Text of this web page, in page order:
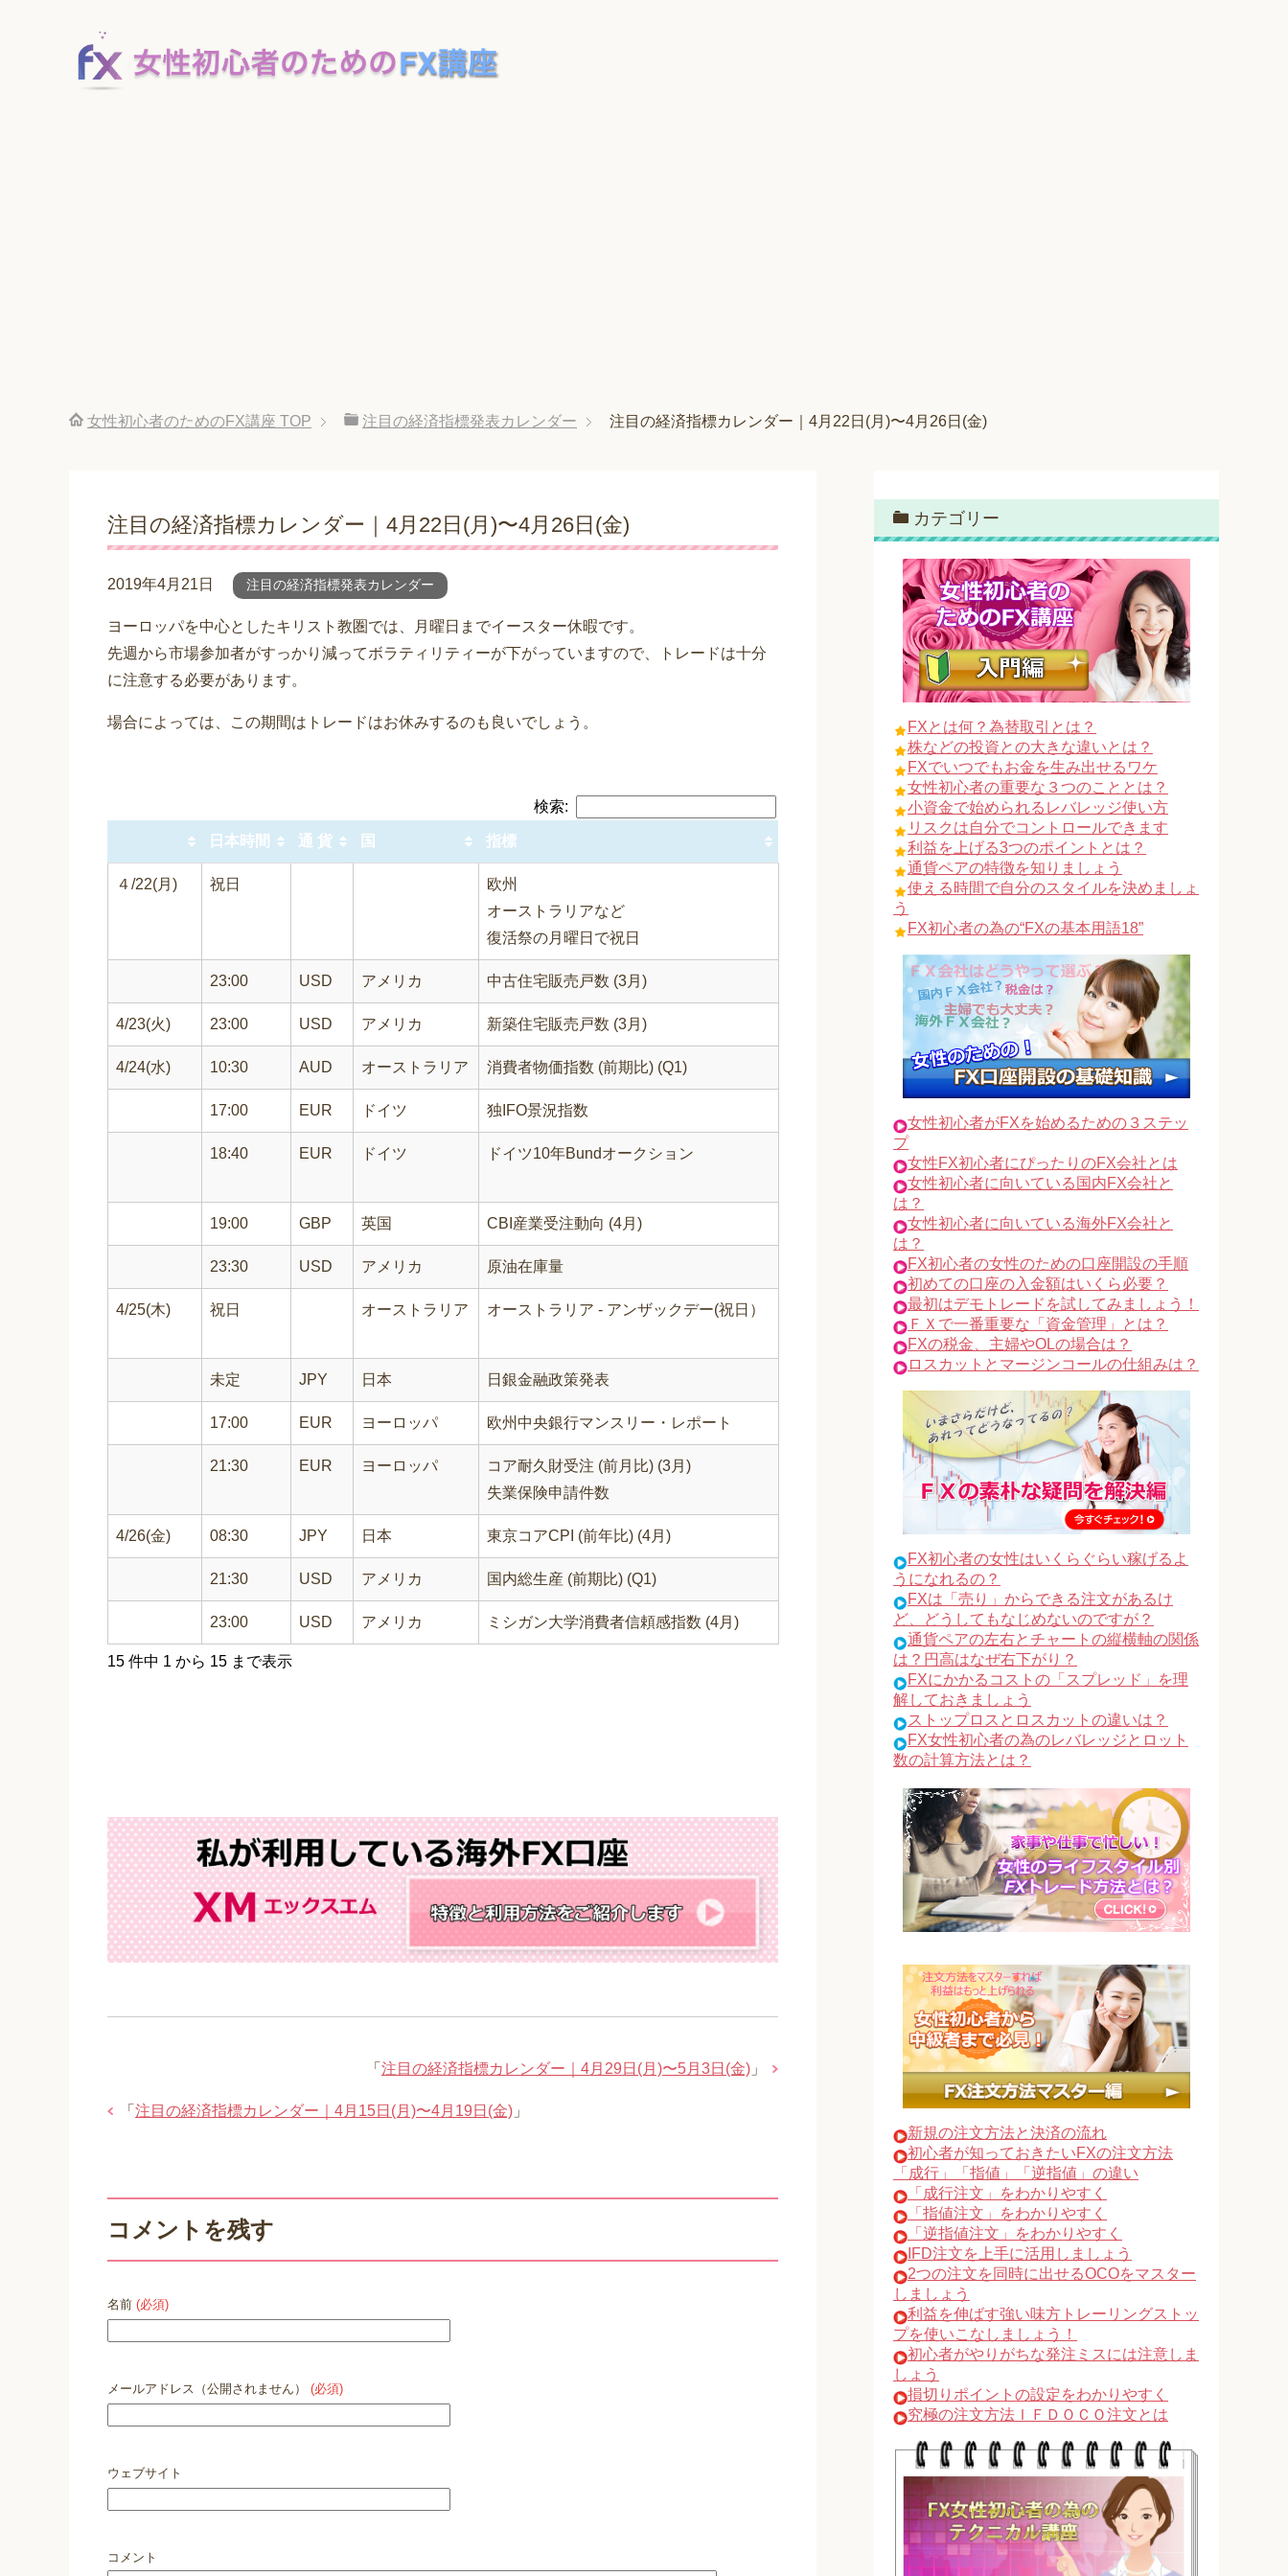
女性初心者のためのFX講座 TOP 注目の経済指標発表カレンダー 注目の経済指標カレンダー｜4月22日(月)〜4月26日(金)
注目の経済指標カレンダー｜4月22日(月)〜4月26日(金)
2019年4月21日 注目の経済指標発表カレンダー
ヨーロッパを中心としたキリスト教圏では、月曜日までイースター休暇です。
先週から市場参加者がすっかり減ってボラティリティーが下がっていますので、トレードは十分
に注意する必要があります。
場合によっては、この期間はトレードはお休みするのも良いでしょう。
検索:
日本時間 通 貨 国 指標
４/22(月) 祝日
欧州
オーストラリアなど
復活祭の月曜日で祝日
23:00 USD アメリカ 中古住宅販売戸数 (3月)
4/23(火) 23:00 USD アメリカ 新築住宅販売戸数 (3月)
4/24(水) 10:30 AUD オーストラリア 消費者物価指数 (前期比) (Q1)
17:00 EUR ドイツ 独IFO景況指数
18:40 EUR ドイツ ドイツ10年Bundオークション
19:00 GBP 英国 CBI産業受注動向 (4月)
23:30 USD アメリカ 原油在庫量
4/25(木) 祝日 オーストラリア オーストラリア - アンザックデー(祝日）
未定 JPY 日本 日銀金融政策発表
17:00 EUR ヨーロッパ 欧州中央銀行マンスリー・レポート
21:30 EUR ヨーロッパ
コア耐久財受注 (前月比) (3月)
失業保険申請件数
4/26(金) 08:30 JPY 日本 東京コアCPI (前年比) (4月)
21:30 USD アメリカ 国内総生産 (前期比) (Q1)
23:00 USD アメリカ ミシガン大学消費者信頼感指数 (4月)
15 件中 1 から 15 まで表示
「 注目の経済指標カレンダー｜4月29日(月)〜5月3日(金) 」
「 注目の経済指標カレンダー｜4月15日(月)〜4月19日(金) 」
コメントを残す
名前 (必須)
メールアドレス（公開されません） (必須)
ウェブサイト
コメント
カテゴリー
FXとは何？為替取引とは？
株などの投資との大きな違いとは？
FXでいつでもお金を生み出せるワケ
女性初心者の重要な３つのこととは？
小資金で始められるレバレッジ使い方
リスクは自分でコントロールできます
利益を上げる3つのポイントとは？
通貨ペアの特徴を知りましょう
使える時間で自分のスタイルを決めましょ
う
FX初心者の為の“FXの基本用語18”
女性初心者がFXを始めるための３ステッ
プ
女性FX初心者にぴったりのFX会社とは
女性初心者に向いている国内FX会社と
は？
女性初心者に向いている海外FX会社と
は？
FX初心者の女性のための口座開設の手順
初めての口座の入金額はいくら必要？
最初はデモトレードを試してみましょう！
ＦＸで一番重要な「資金管理」とは？
FXの税金、主婦やOLの場合は？
ロスカットとマージンコールの仕組みは？
FX初心者の女性はいくらぐらい稼げるよ
うになれるの？
FXは「売り」からできる注文があるけ
ど、どうしてもなじめないのですが？
通貨ペアの左右とチャートの縦横軸の関係
は？円高はなぜ右下がり？
FXにかかるコストの「スプレッド」を理
解しておきましょう
ストップロスとロスカットの違いは？
FX女性初心者の為のレバレッジとロット
数の計算方法とは？
新規の注文方法と決済の流れ
初心者が知っておきたいFXの注文方法
「成行」「指値」「逆指値」の違い
「成行注文」をわかりやすく
「指値注文」をわかりやすく
「逆指値注文」をわかりやすく
IFD注文を上手に活用しましょう
2つの注文を同時に出せるOCOをマスター
しましょう
利益を伸ばす強い味方トレーリングストッ
プを使いこなしましょう！
初心者がやりがちな発注ミスには注意しま
しょう
損切りポイントの設定をわかりやすく
究極の注文方法ＩＦＤＯＣＯ注文とは